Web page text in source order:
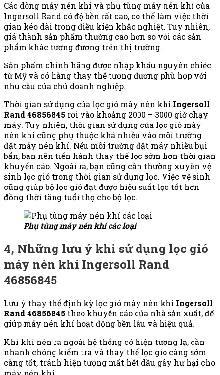
Các dòng máy nén khí và phụ tùng máy nén khí của
Ingersoll Rand có độ bền rất cao, có thể làm việc thời
gian kéo dài trong điều kiện khắc nghiệt. Tuy nhiên,
giá thành sản phẩm thường cao hơn so với các sản
phẩm khác tương đương trên thị trường.
Sản phẩm chính hãng được nhập khẩu nguyên chiếc
từ Mỹ và có hàng thay thế tương đương phù hợp với
nhu cầu của chủ doanh nghiệp.
Thời gian sử dụng của lọc gió máy nén khí Ingersoll
Rand 46856845 rơi vào khoảng 2000 – 3000 giờ chạy
máy. Tuy nhiên, thời gian sử dụng của lọc gió máy
nén khí cũng phụ thuộc khá nhiều vào môi trường
đặt máy nén khí. Nếu môi trường đặt máy nhiều bụi
bẩn, bạn nên tiến hành thay thế lọc sớm hơn thời gian
khuyến cáo. Ngoài ra, bạn cũng cần thường xuyên vệ
sinh lọc gió trong thời gian sử dụng lọc. Việc vệ sinh
cũng giúp bộ lọc gió đạt được hiệu suất lọc tốt hơn
đồng thời tăng tuổi thọ cho bộ lọc.
Phụ tùng máy nén khí các loại
4, Những lưu ý khi sử dụng lọc gió
máy nén khí Ingersoll Rand
46856845
Lưu ý thay thế định kỳ lọc gió máy nén khí Ingersoll
Rand 46856845 theo khuyến cáo của nhà sản xuất, để
giúp máy nén khí hoạt động bền lâu và hiệu quả.
Khi khí nén ra ngoài hệ thống có hiện tượng lạ, cần
nhanh chóng kiểm tra và thay thế lọc gió càng sớm
càng tốt, tránh hiện tượng mất hết dầu gây hư hại cho
máy nén khí.